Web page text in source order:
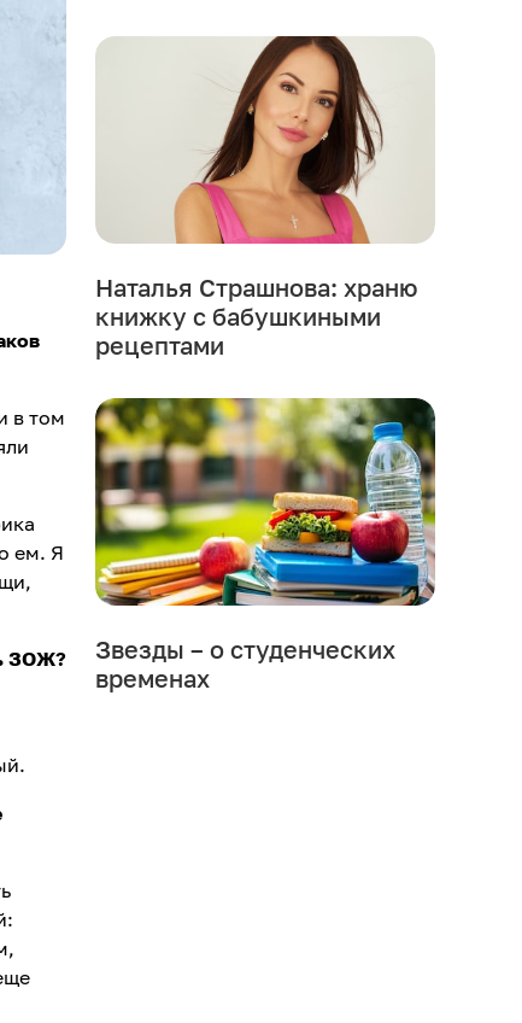
в том
ем. Я
ЗОЖ?
Наталья Страшнова: храню
книжку с бабушкиными
рецептами
Звезды – о студенческих
временах